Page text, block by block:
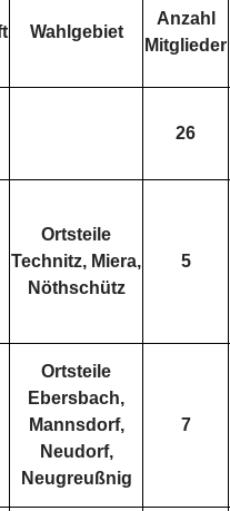
Wahlgebiet
Anzahl
Mitglieder
26
Ortsteile
Technitz, Miera,
Nöthschütz
5
Ortsteile
Ebersbach,
Mannsdorf,
Neudorf,
Neugreußnig
7